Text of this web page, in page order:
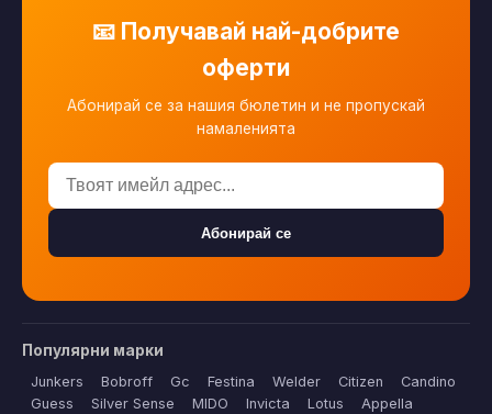
📧 Получавай най-добрите
оферти
Абонирай се за нашия бюлетин и не пропускай
намаленията
Абонирай се
Популярни марки
Junkers Bobroff Gc Festina Welder Citizen
Candino
Guess
Silver Sense MIDO Invicta Lotus
Appella